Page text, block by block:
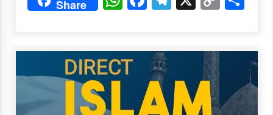
Nubuwwat
Share